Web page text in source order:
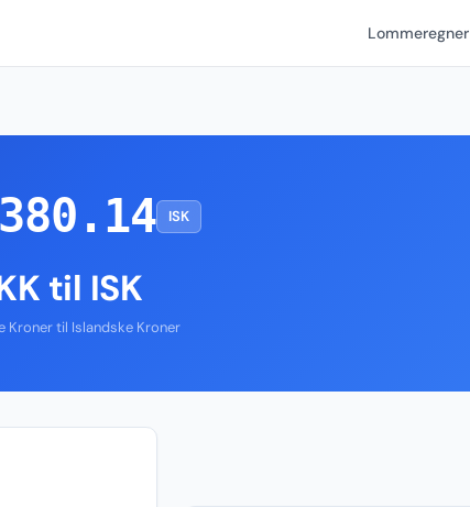
Lommeregner
380.14 ISK
til ISK
Kroner til Islandske Kroner